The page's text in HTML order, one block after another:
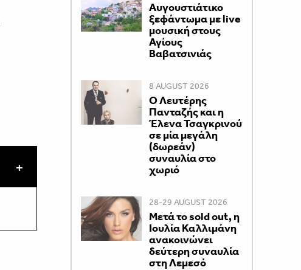
Αυγουστιάτικο
ξεφάντωμα με live
μουσική στους
Αγίους
Βαβατσινιάς
8 AUGUST 2026
Ο Λευτέρης
Πανταζής και η
Έλενα Τσαγκρινού
σε μία μεγάλη
(δωρεάν)
συναυλία στο
χωριό
28-29 AUGUST 2026
Μετά το sold out, η
Ιουλία Καλλιμάνη
ανακοινώνει
δεύτερη συναυλία
στη Λεμεσό